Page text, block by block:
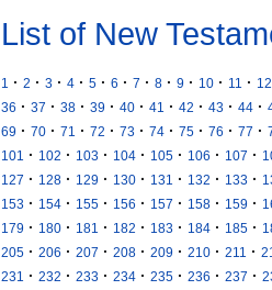
List of New
1 · 2 · 3 · 4 · 5 · 6 · 7 · 8 · 9 · 10 · 11 · 12
36 · 37 · 38 · 39 · 40 · 41 · 42 · 43 · 44 ·
69 · 70 · 71 · 72 · 73 · 74 · 75 · 76 · 77 ·
101
· 102 · 103 · 104 · 105 · 106 · 107 ·
127 · 128 · 129 · 130 · 131 · 132 · 133 ·
153 · 154 · 155 · 156 · 157 · 158 · 159 ·
179 · 180 · 181 · 182 · 183 · 184 · 185 ·
205 · 206 · 207 · 208 · 209 · 210 · 211 ·
231
· 232 · 233 · 234 · 235 · 236 · 237 ·